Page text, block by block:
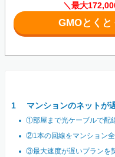
＼最大
GMOとくと
マンションのネットが
①部屋まで光ケーブルで配
②1本の回線をマンション
③最大速度が遅いプランを